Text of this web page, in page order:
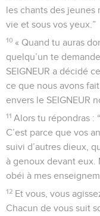
les chants des jeunes
vie et sous vos yeux.”
10 « Quand tu auras
quelqu’un te
SEIGNEUR a décidé
ce que nous avons
envers le SEIGNEUR
11 Alors tu répondras :
C’est parce que vos
suivi d’autres dieux,
à genoux devant eux.
obéi à mes
12 Et vous, vous
Chacun de vous suit